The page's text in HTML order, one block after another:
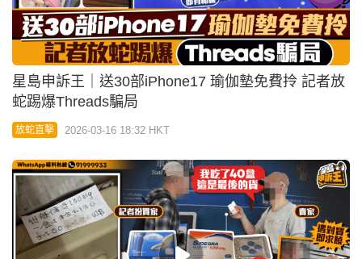
星島申訴王 | 放蛇揭私宅兜售平價偉哥 70歲賣家：食
完我做多2次
放蛇直擊 2026-03-02 08:00 HKT